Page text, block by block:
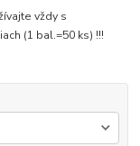
vždy s
(1 bal.=50 ks) !!!